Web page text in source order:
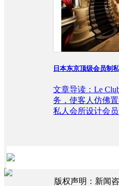
日本东京顶级会员制
文章导读：Le
务，使客人仿佛
私人会所设计会
版权声明：新闻